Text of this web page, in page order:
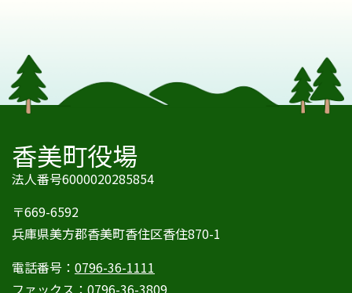
香美町役場
法人番号6000020285854
〒669-6592
兵庫県美方郡香美町香住区香住870-1
電話番号： 0796-36-1111
ファックス： 0796-36-3809